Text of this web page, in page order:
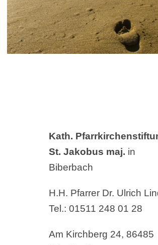
Kath.
St. Jakobus maj. in
Biberbach
H.H. Pfarrer Dr. Ulrich
Tel.: 01511 248 01 28
Am Kirchberg 24, 86485